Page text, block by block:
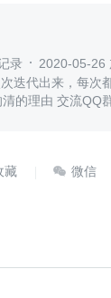
录
2020-05-26
迭代出来，每次
